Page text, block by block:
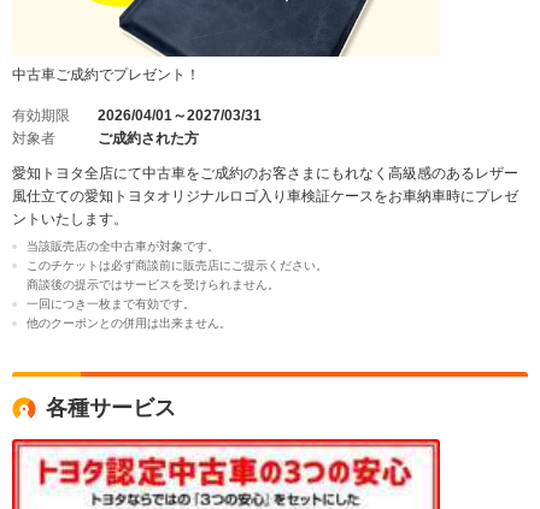
中古車ご成約でプレゼント！
有効期限
2026/04/01～2027/03/31
対象者
ご成約された方
愛知トヨタ全店にて中古車をご成約のお客さまにもれなく高級感のあるレザー
風仕立ての愛知トヨタオリジナルロゴ入り車検証ケースをお車納車時にプレゼ
ントいたします。
当該販売店の全中古車が対象です。
このチケットは必ず商談前に販売店にご提示ください。
商談後の提示ではサービスを受けられません。
一回につき一枚まで有効です。
他のクーポンとの併用は出来ません。
各種サービス